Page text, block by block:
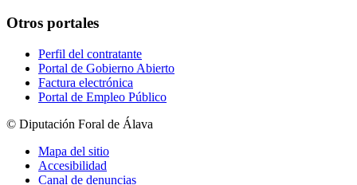
Otros portales
Perfil del contratante
Portal de Gobierno Abierto
Factura electrónica
Portal de Empleo Público
© Diputación Foral de Álava
Mapa del sitio
Accesibilidad
Canal de denuncias